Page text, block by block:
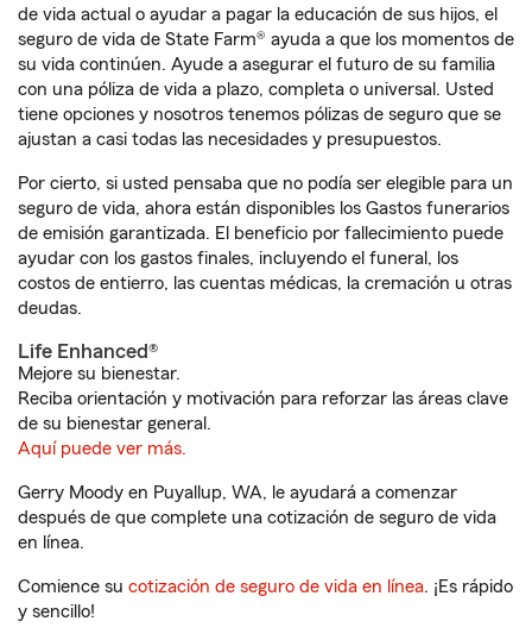
de vida actual o ayudar a pagar la educación de sus hijos, el
seguro de vida de State Farm® ayuda a que los momentos de
su vida continúen. Ayude a asegurar el futuro de su familia
con una póliza de vida a plazo, completa o universal. Usted
tiene opciones y nosotros tenemos pólizas de seguro que se
ajustan a casi todas las necesidades y presupuestos.
Por cierto, si usted pensaba que no podía ser elegible para un
seguro de vida, ahora están disponibles los Gastos funerarios
de emisión garantizada. El beneficio por fallecimiento puede
ayudar con los gastos finales, incluyendo el funeral, los
costos de entierro, las cuentas médicas, la cremación u otras
deudas.
Life Enhanced®
Mejore su bienestar.
Reciba orientación y motivación para reforzar las áreas clave
de su bienestar general.
Aquí puede ver más.
Gerry Moody en Puyallup, WA, le ayudará a comenzar
después de que complete una cotización de seguro de vida
en línea.
Comience su cotización de seguro de vida en línea. ¡Es rápido
y sencillo!